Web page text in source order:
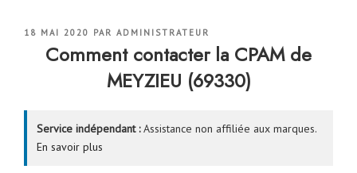
PUBLIÉ
18 MAI 2020 PAR ADMINISTRATEUR
Comment contacter la CPAM de
MEYZIEU (69330)
Service indépendant :Assistance non affiliée aux marques.
En savoir plus